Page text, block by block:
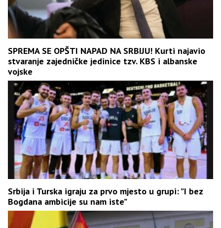
SPREMA SE OPŠTI NAPAD NA SRBIJU! Kurti najavio
stvaranje zajedničke jedinice tzv. KBS i albanske
vojske
Srbija i Turska igraju za prvo mjesto u grupi: ”I bez
Bogdana ambicije su nam iste”